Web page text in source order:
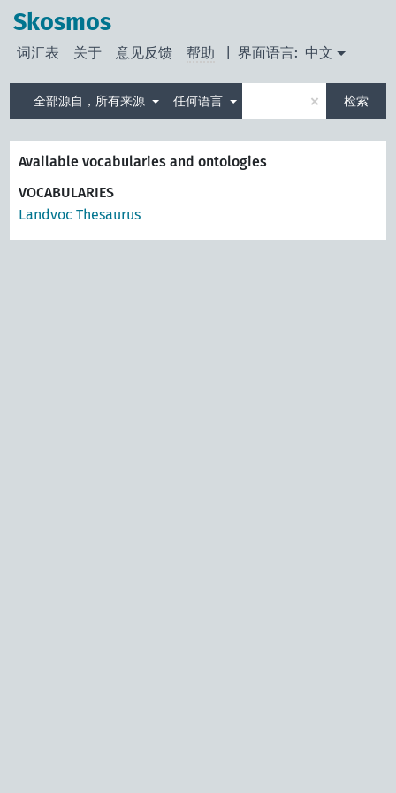
Skosmos
界面语言: 中文
词汇表 关于 意见反馈 帮助
全部源自，所有来源 任何语言 × 检索
Available vocabularies and ontologies
VOCABULARIES
Landvoc Thesaurus